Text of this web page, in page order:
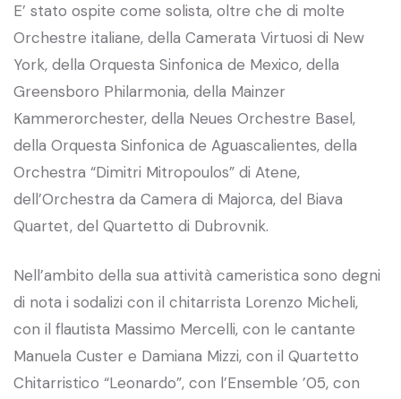
E’ stato ospite come solista, oltre che di molte
Orchestre italiane, della Camerata Virtuosi di New
York, della Orquesta Sinfonica de Mexico, della
Greensboro Philarmonia, della Mainzer
Kammerorchester, della Neues Orchestre Basel,
della Orquesta Sinfonica de Aguascalientes, della
Orchestra “Dimitri Mitropoulos” di Atene,
dell’Orchestra da Camera di Majorca, del Biava
Quartet, del Quartetto di Dubrovnik.
Nell’ambito della sua attività cameristica sono degni
di nota i sodalizi con il chitarrista Lorenzo Micheli,
con il flautista Massimo Mercelli, con le cantante
Manuela Custer e Damiana Mizzi, con il Quartetto
Chitarristico “Leonardo”, con l’Ensemble ’05, con